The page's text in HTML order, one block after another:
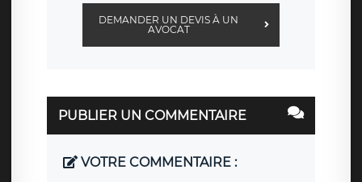
DEMANDER UN DEVIS À UN
AVOCAT
PUBLIER UN COMMENTAIRE
VOTRE COMMENTAIRE :